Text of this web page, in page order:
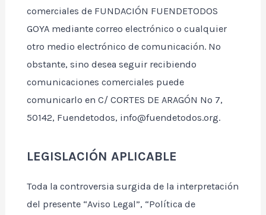
comerciales de FUNDACIÓN FUENDETODOS
GOYA mediante correo electrónico o cualquier
otro medio electrónico de comunicación. No
obstante, sino desea seguir recibiendo
comunicaciones comerciales puede
comunicarlo en C/ CORTES DE ARAGÓN Nº 7,
50142, Fuendetodos, info@fuendetodos.org.
LEGISLACIÓN APLICABLE
Toda la controversia surgida de la interpretación
del presente “Aviso Legal”, “Política de